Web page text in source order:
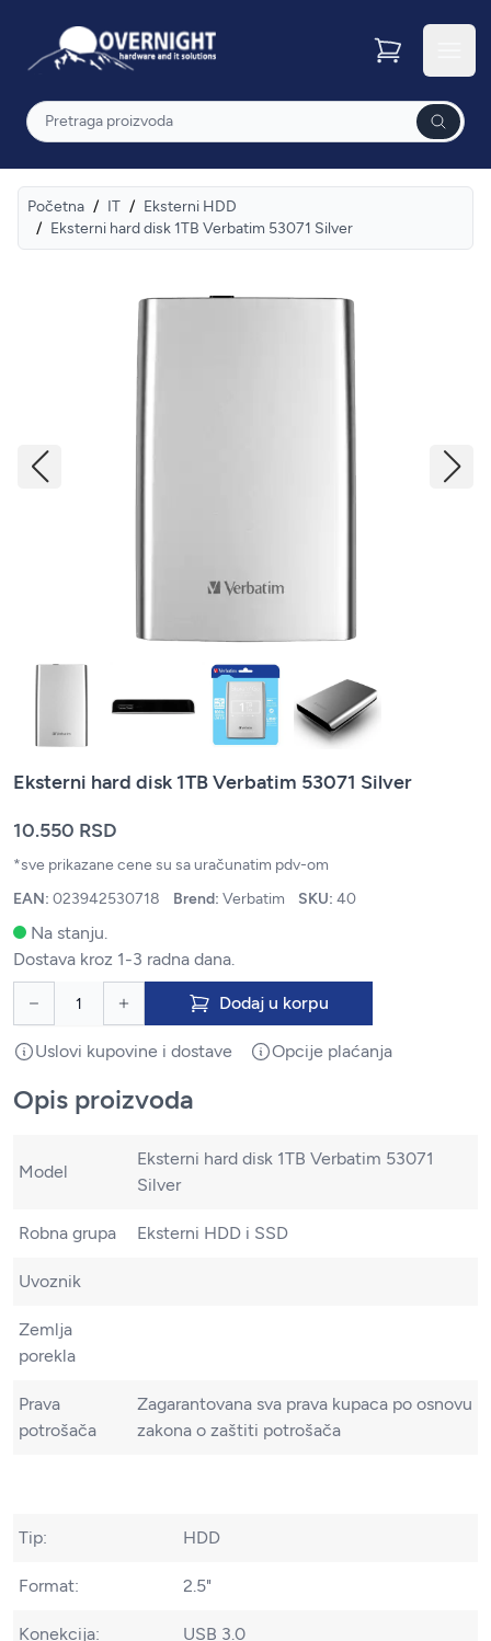
Overnight
Pretraga
Početna / IT / Eksterni HDD
/ Eksterni hard disk 1TB Verbatim 53071 Silver
Eksterni hard disk 1TB Verbatim 53071 Silver
10.550 RSD
*sve prikazane cene su sa uračunatim pdv-om
EAN: 023942530718 Brend: Verbatim SKU: 40
Na stanju.
Dostava kroz 1-3 radna dana.
Dodaj u korpu
Uslovi kupovine i dostave Opcije plaćanja
Opis proizvoda
Model
Eksterni hard disk 1TB Verbatim 53071
Silver
Robna grupa Eksterni HDD i SSD
Uvoznik
Zemlja
porekla
Prava
potrošača
Zagarantovana sva prava kupaca po osnovu
zakona o zaštiti potrošača
Tip: HDD
Format: 2.5"
Konekcija: USB 3.0